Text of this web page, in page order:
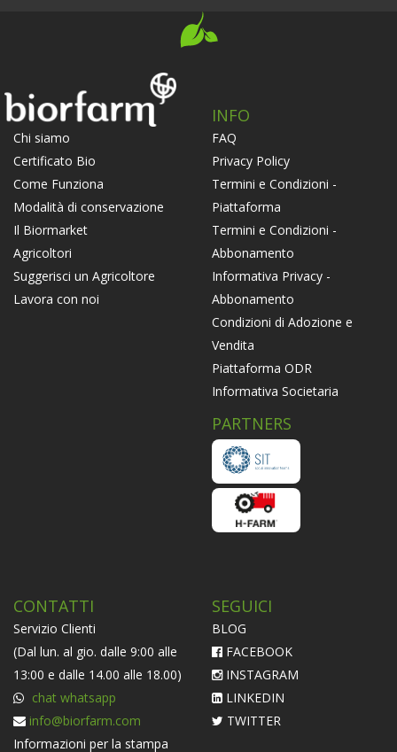
Chi siamo
Certificato Bio
Come Funziona
Modalità di conservazione
Il Biormarket
Agricoltori
Suggerisci un Agricoltore
Lavora con noi
INFO
FAQ
Privacy Policy
Termini e Condizioni -
Piattaforma
Termini e Condizioni -
Abbonamento
Informativa Privacy -
Abbonamento
Condizioni di Adozione e
Vendita
Piattaforma ODR
Informativa Societaria
PARTNERS
CONTATTI
Servizio Clienti
(Dal lun. al gio. dalle 9:00 alle
13:00 e dalle 14.00 alle 18.00)
chat whatsapp
info@biorfarm.com
Informazioni per la stampa
SEGUICI
BLOG
FACEBOOK
INSTAGRAM
LINKEDIN
TWITTER